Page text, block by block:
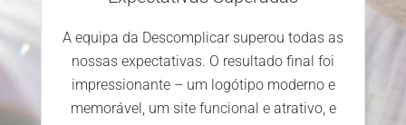
A equipa da Descomplicar superou todas as
nossas expectativas. O resultado final foi
impressionante – um logótipo moderno e
memorável, um site funcional e atrativo, e